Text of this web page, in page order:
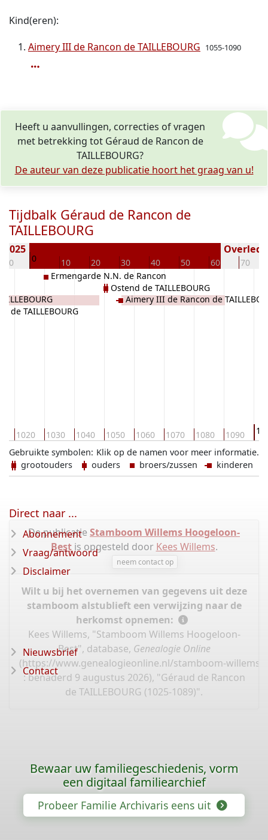
Kind(eren):
Aimery III de Rancon de TAILLEBOURG 1055-1090
Heeft u aanvullingen, correcties of vragen
met betrekking tot Géraud de Rancon de
TAILLEBOURG?
De auteur van deze publicatie hoort het graag van u!
Tijdbalk Géraud de Rancon de
TAILLEBOURG
-10 0 10 20 30 40 50 60 70
1025
1020 1030 1040 1050 1060 1070 1080 1090
de TAILLEBOURG
Ermengarde N.N. de Rancon
Ostend de TAILLEBOURG
Aimery III de Rancon de
Klik op de namen voor meer informatie.
Gebruikte symbolen:
grootouders
ouders broers/zussen kinderen
De publicatie Stamboom Willems Hoogeloon-
Bestis opgesteld door Kees Willems.
neem contact op
Wilt u bij het overnemen van gegevens uit deze
stamboom alstublieft een verwijzing naar de
herkomst opnemen:
Kees Willems, "Stamboom Willems Hoogeloon-
Best", database, Genealogie Online
(https://www.genealogieonline.nl/stamboom-willems-
: benaderd 9 augustus 2026), "Géraud de Rancon
de TAILLEBOURG (1025-1089)".
Direct naar ...
Abonnement
Vraag/antwoord
Disclaimer
Nieuwsbrief
Contact
Bewaar uw familiegeschiedenis, vorm
een digitaal familiearchief
Probeer Familie Archivaris eens uit